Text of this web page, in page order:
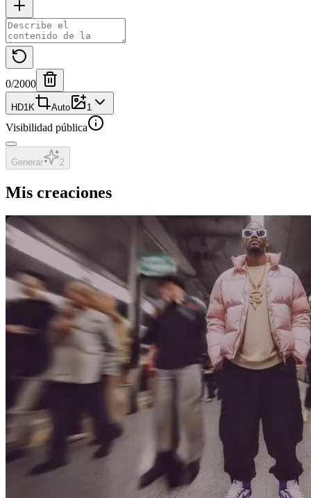
0/2000
HD1K Auto 1
Visibilidad pública
Generar 2
Mis creaciones